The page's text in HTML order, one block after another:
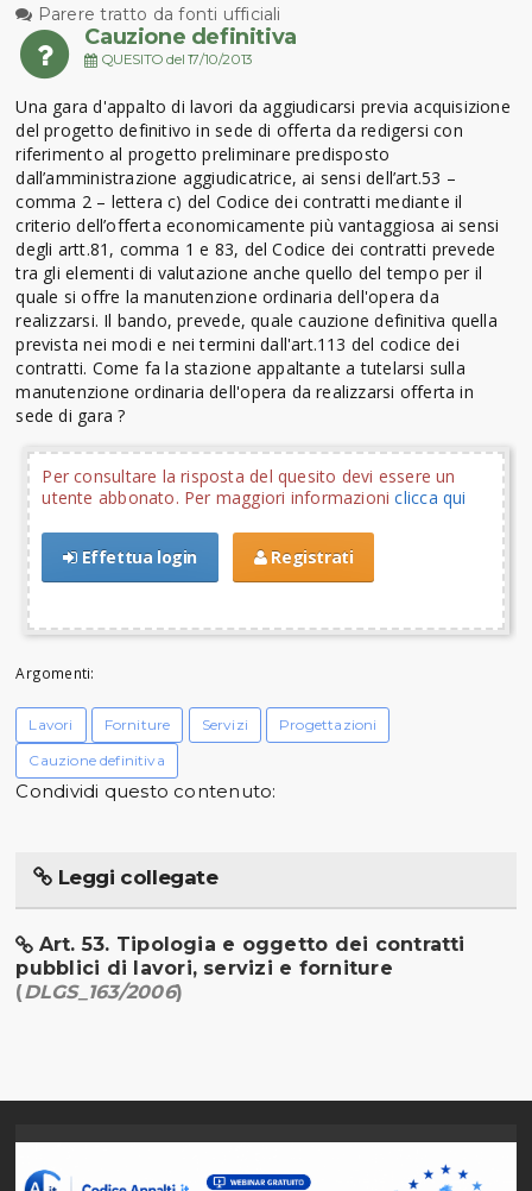
Parere tratto da fonti ufficiali
Cauzione definitiva
QUESITO del 17/10/2013
Una gara d'appalto di lavori da aggiudicarsi previa acquisizione
del progetto definitivo in sede di offerta da redigersi con
riferimento al progetto preliminare predisposto
dall’amministrazione aggiudicatrice, ai sensi dell’art.53 –
comma 2 – lettera c) del Codice dei contratti mediante il
criterio dell’offerta economicamente più vantaggiosa ai sensi
degli artt.81, comma 1 e 83, del Codice dei contratti prevede
tra gli elementi di valutazione anche quello del tempo per il
quale si offre la manutenzione ordinaria dell'opera da
realizzarsi. Il bando, prevede, quale cauzione definitiva quella
prevista nei modi e nei termini dall'art.113 del codice dei
contratti. Come fa la stazione appaltante a tutelarsi sulla
manutenzione ordinaria dell'opera da realizzarsi offerta in
sede di gara ?
Per consultare la risposta del quesito devi essere un
utente abbonato. Per maggiori informazioniclicca qui
Effettua login Registrati
Argomenti:
Lavori Forniture Servizi
Progettazioni
Cauzione definitiva
Condividi questo contenuto:
Leggi collegate
Art. 53. Tipologia e oggetto dei contratti
pubblici di lavori, servizi e forniture
(DLGS_163/2006)